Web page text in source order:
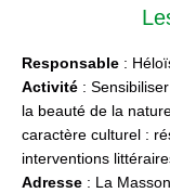
Responsable :
Activité :
la beauté de la
caractère culturel :
interventions
Adresse : La